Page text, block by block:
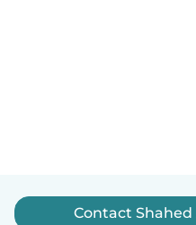
Contact